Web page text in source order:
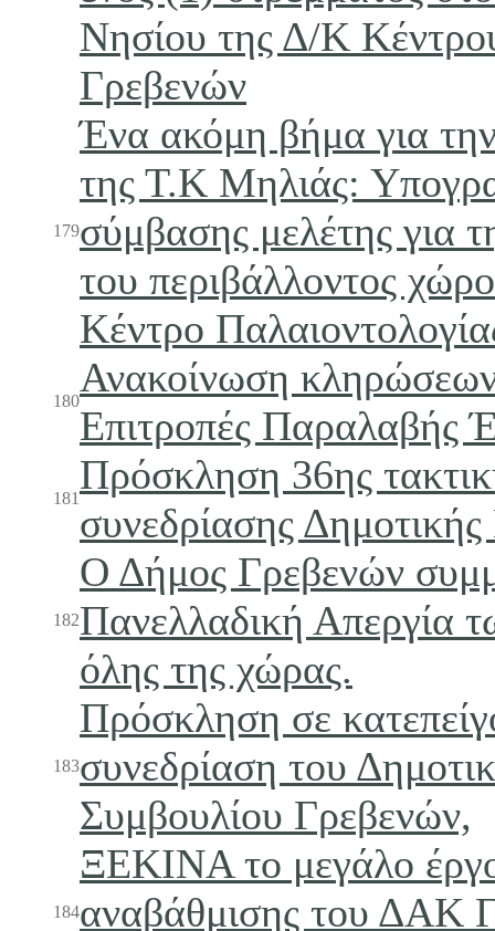
Νησίου της Δ/Κ
Γρεβενών
179
Ένα ακόμη βήμα για
της Τ.Κ Μηλιάς:
σύμβασης μελέτης για
του περιβάλλοντος
Κέντρο
180
Ανακοίνωση
Επιτροπές Παραλαβής
181
Πρόσκληση 36ης
συνεδρίασης
182
Ο Δήμος Γρεβενών
Πανελλαδική Απεργία
όλης της χώρας.
183
Πρόσκληση σε
συνεδρίαση του
Συμβουλίου Γρεβενών,
184
ΞΕΚΙΝΑ το μεγάλο
αναβάθμισης του ΔΑΚ